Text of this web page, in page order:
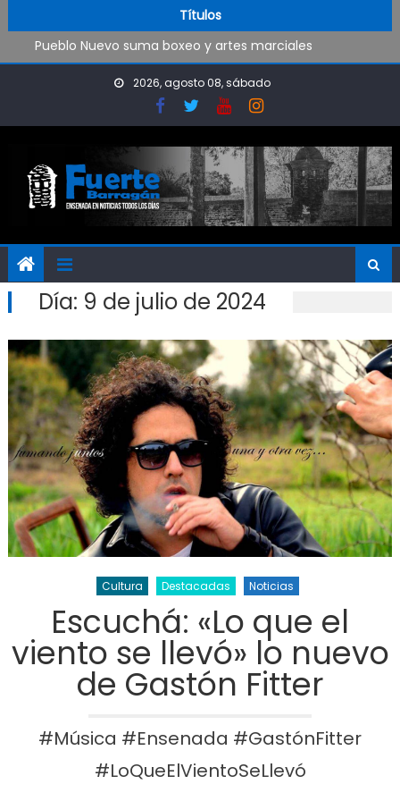
Títulos
Pueblo Nuevo suma boxeo y artes marciales
OPINIÓN: ¿Hasta cuándo vamos a soportar todo esto?
El Rojo juega este sábado en Ensenada y necesita ganar
2026, agosto 08, sábado
Día: 9 de julio de 2024
Cultura Destacadas Noticias
Escuchá: «Lo que el
viento se llevó» lo nuevo
de Gastón Fitter
#Música #Ensenada #GastónFitter
#LoQueElVientoSeLlevó